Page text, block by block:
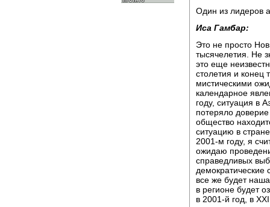
Один из лидеров
Иса Гамбар:
Это не просто
тысячелетия. Не
это еще
столетия и конец
мистическими
календарное
году, ситуация в
потеряло
общество
ситуацию в
2001-м году, я
ожидаю
справедливых
демократические
все же будет
в регионе будет
в 2001-й год, в